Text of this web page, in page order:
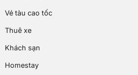
Vé tàu cao tốc
Thuê xe
Khách sạn
Homestay